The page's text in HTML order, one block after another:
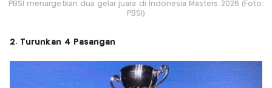
PBSI menargetkan dua gelar juara di Indonesia Masters 2026 (Foto:
PBSI)
2. Turunkan 4 Pasangan